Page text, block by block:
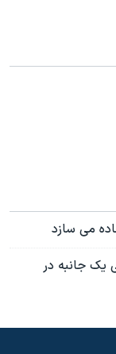
می سازد
يک جانبه در